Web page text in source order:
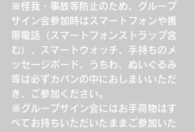
※怪我・事故等防止のため、グループ
サイン会参加時はスマートフォンや携
帯電話（スマートフォンストラップ含
む）、スマートウォッチ、手持ちのメ
ッセージボード、うちわ、ぬいぐるみ
等は必ずカバンの中におしまいいただ
き、ご参加ください。
※グループサイン会にはお手荷物はす
べてお持ちいただいたままご参加いた